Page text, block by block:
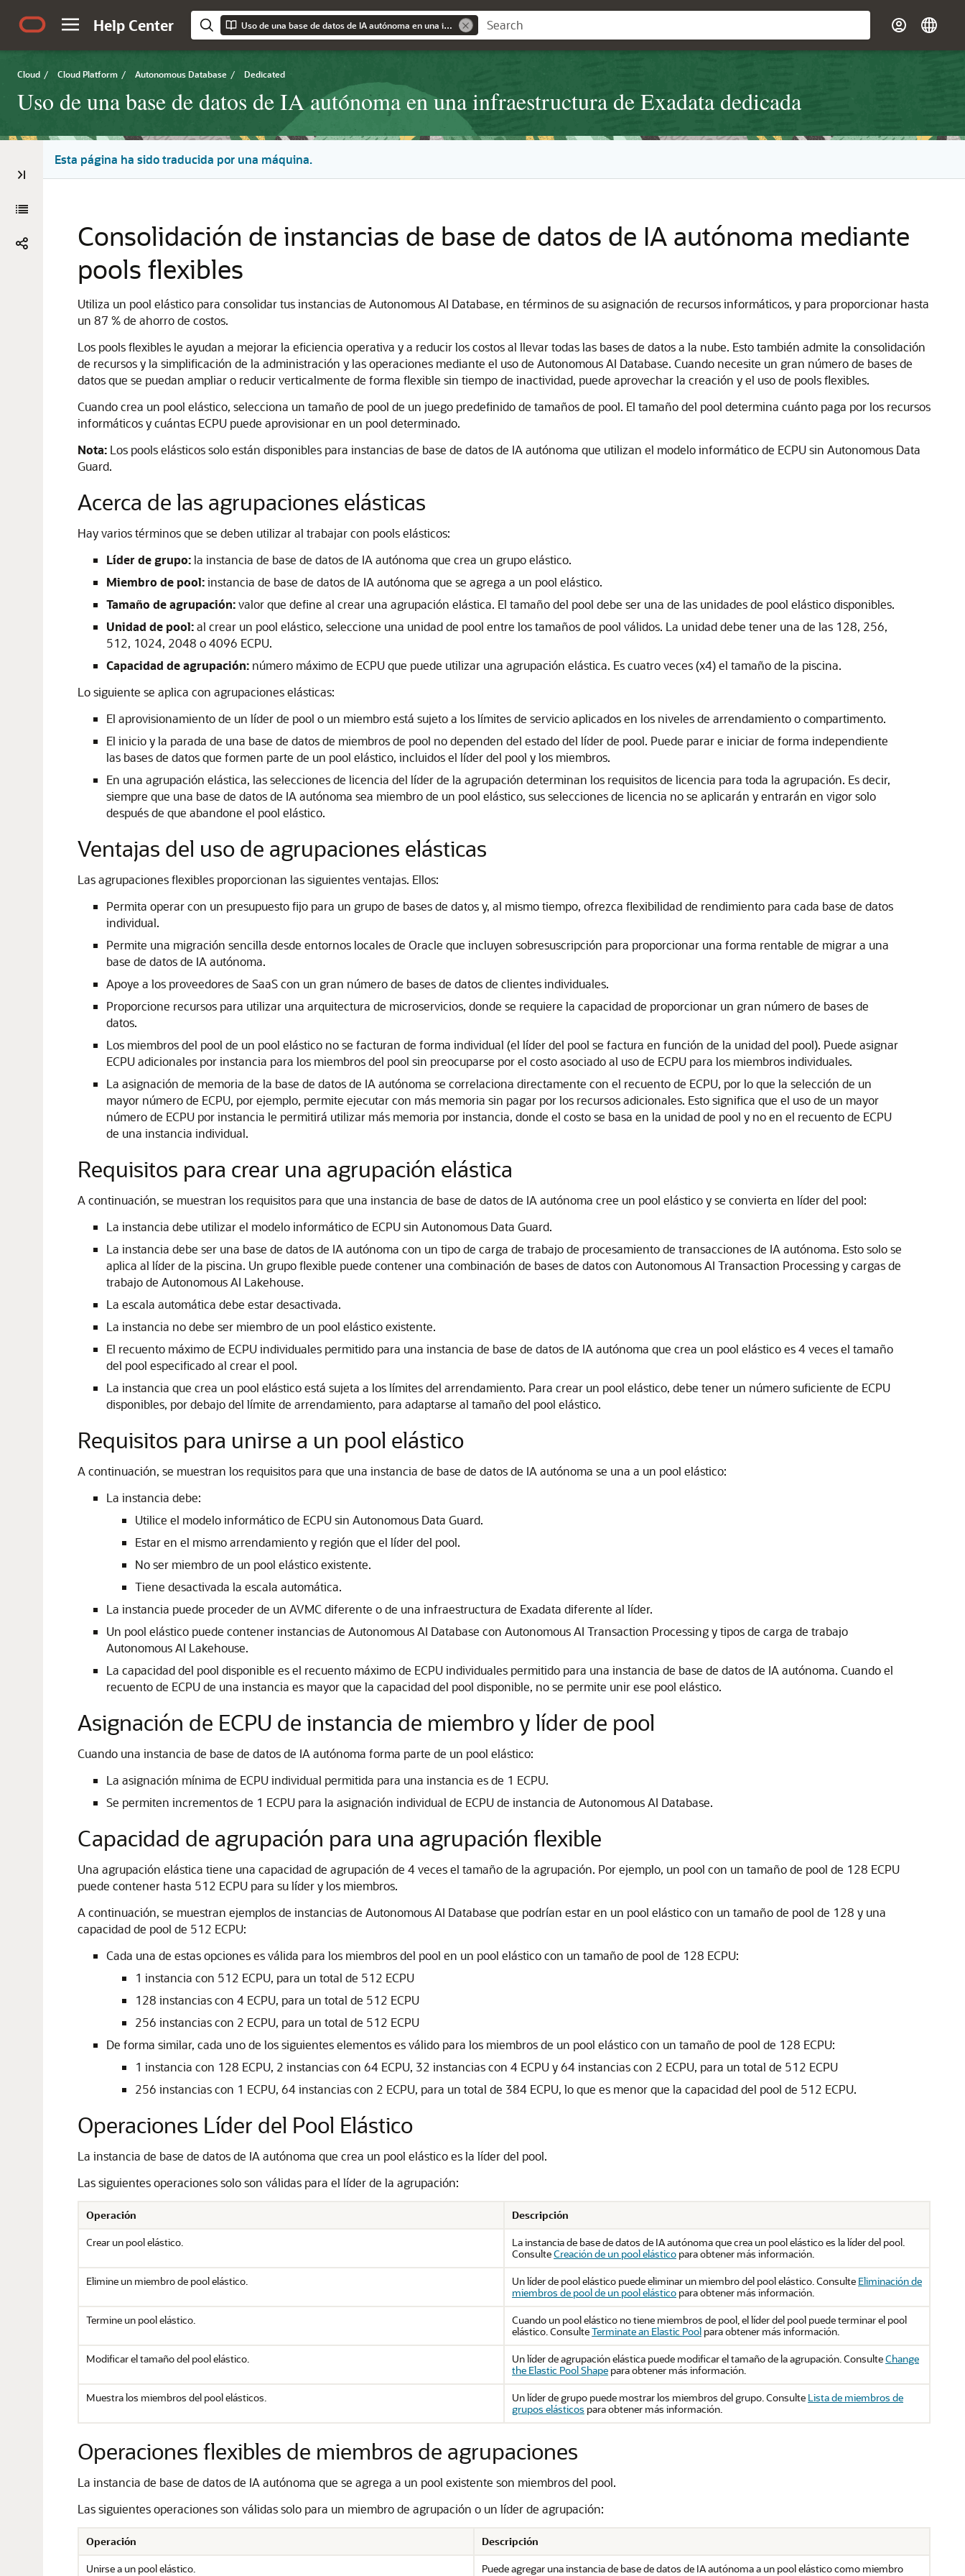
Help Center Uso de una base de datos de IA autónoma en una infraestructura de Exadata dedicada
Cloud / Cloud Platform / Autonomous Database / Dedicated
Uso de una base de datos de IA autónoma en una infraestructura de Exadata dedicada
Esta página ha sido traducida por una máquina.
Consolidación de instancias de base de datos de IA autónoma mediante
pools flexibles
Utiliza un pool elástico para consolidar tus instancias de Autonomous AI Database, en términos de su asignación de recursos informáticos, y para proporcionar hasta
un 87 % de ahorro de costos.
Los pools flexibles le ayudan a mejorar la eficiencia operativa y a reducir los costos al llevar todas las bases de datos a la nube. Esto también admite la consolidación
de recursos y la simplificación de la administración y las operaciones mediante el uso de Autonomous AI Database. Cuando necesite un gran número de bases de
datos que se puedan ampliar o reducir verticalmente de forma flexible sin tiempo de inactividad, puede aprovechar la creación y el uso de pools flexibles.
Cuando crea un pool elástico, selecciona un tamaño de pool de un juego predefinido de tamaños de pool. El tamaño del pool determina cuánto paga por los recursos
informáticos y cuántas ECPU puede aprovisionar en un pool determinado.
Nota: Los pools elásticos solo están disponibles para instancias de base de datos de IA autónoma que utilizan el modelo informático de ECPU sin Autonomous Data
Guard.
Acerca de las agrupaciones elásticas
Hay varios términos que se deben utilizar al trabajar con pools elásticos:
Líder de grupo:la instancia de base de datos de IA autónoma que crea un grupo elástico.
Miembro de pool:instancia de base de datos de IA autónoma que se agrega a un pool elástico.
Tamaño de agrupación:valor que define al crear una agrupación elástica. El tamaño del pool debe ser una de las unidades de pool elástico disponibles.
Unidad de pool:al crear un pool elástico, seleccione una unidad de pool entre los tamaños de pool válidos. La unidad debe tener una de las 128, 256,
512, 1024, 2048 o 4096 ECPU.
Capacidad de agrupación: número máximo de ECPU que puede utilizar una agrupación elástica. Es cuatro veces (x4) el tamaño de la piscina.
Lo siguiente se aplica con agrupaciones elásticas:
El aprovisionamiento de un líder de pool o un miembro está sujeto a los límites de servicio aplicados en los niveles de arrendamiento o compartimento.
El inicio y la parada de una base de datos de miembros de pool no dependen del estado del líder de pool. Puede parar e iniciar de forma independiente
las bases de datos que formen parte de un pool elástico, incluidos el líder del pool y los miembros.
En una agrupación elástica, las selecciones de licencia del líder de la agrupación determinan los requisitos de licencia para toda la agrupación. Es decir,
siempre que una base de datos de IA autónoma sea miembro de un pool elástico, sus selecciones de licencia no se aplicarán y entrarán en vigor solo
después de que abandone el pool elástico.
Ventajas del uso de agrupaciones elásticas
Las agrupaciones flexibles proporcionan las siguientes ventajas. Ellos:
Permita operar con un presupuesto fijo para un grupo de bases de datos y, al mismo tiempo, ofrezca flexibilidad de rendimiento para cada base de datos
individual.
Permite una migración sencilla desde entornos locales de Oracle que incluyen sobresuscripción para proporcionar una forma rentable de migrar a una
base de datos de IA autónoma.
Apoye a los proveedores de SaaS con un gran número de bases de datos de clientes individuales.
Proporcione recursos para utilizar una arquitectura de microservicios, donde se requiere la capacidad de proporcionar un gran número de bases de
datos.
Los miembros del pool de un pool elástico no se facturan de forma individual (el líder del pool se factura en función de la unidad del pool). Puede asignar
ECPU adicionales por instancia para los miembros del pool sin preocuparse por el costo asociado al uso de ECPU para los miembros individuales.
La asignación de memoria de la base de datos de IA autónoma se correlaciona directamente con el recuento de ECPU, por lo que la selección de un
mayor número de ECPU, por ejemplo, permite ejecutar con más memoria sin pagar por los recursos adicionales. Esto significa que el uso de un mayor
número de ECPU por instancia le permitirá utilizar más memoria por instancia, donde el costo se basa en la unidad de pool y no en el recuento de ECPU
de una instancia individual.
Requisitos para crear una agrupación elástica
A continuación, se muestran los requisitos para que una instancia de base de datos de IA autónoma cree un pool elástico y se convierta en líder del pool:
La instancia debe utilizar el modelo informático de ECPU sin Autonomous Data Guard.
La instancia debe ser una base de datos de IA autónoma con un tipo de carga de trabajo de procesamiento de transacciones de IA autónoma. Esto solo se
aplica al líder de la piscina. Un grupo flexible puede contener una combinación de bases de datos con Autonomous AI Transaction Processing y cargas de
trabajo de Autonomous AI Lakehouse.
La escala automática debe estar desactivada.
La instancia no debe ser miembro de un pool elástico existente.
El recuento máximo de ECPU individuales permitido para una instancia de base de datos de IA autónoma que crea un pool elástico es 4 veces el tamaño
del pool especificado al crear el pool.
La instancia que crea un pool elástico está sujeta a los límites del arrendamiento. Para crear un pool elástico, debe tener un número suficiente de ECPU
disponibles, por debajo del límite de arrendamiento, para adaptarse al tamaño del pool elástico.
Requisitos para unirse a un pool elástico
A continuación, se muestran los requisitos para que una instancia de base de datos de IA autónoma se una a un pool elástico:
La instancia debe:
Utilice el modelo informático de ECPU sin Autonomous Data Guard.
Estar en el mismo arrendamiento y región que el líder del pool.
No ser miembro de un pool elástico existente.
Tiene desactivada la escala automática.
La instancia puede proceder de un AVMC diferente o de una infraestructura de Exadata diferente al líder.
Un pool elástico puede contener instancias de Autonomous AI Database con Autonomous AI Transaction Processing y tipos de carga de trabajo
Autonomous AI Lakehouse.
La capacidad del pool disponible es el recuento máximo de ECPU individuales permitido para una instancia de base de datos de IA autónoma. Cuando el
recuento de ECPU de una instancia es mayor que la capacidad del pool disponible, no se permite unir ese pool elástico.
Asignación de ECPU de instancia de miembro y líder de pool
Cuando una instancia de base de datos de IA autónoma forma parte de un pool elástico:
La asignación mínima de ECPU individual permitida para una instancia es de 1 ECPU.
Se permiten incrementos de 1 ECPU para la asignación individual de ECPU de instancia de Autonomous AI Database.
Capacidad de agrupación para una agrupación flexible
Una agrupación elástica tiene una capacidad de agrupación de 4 veces el tamaño de la agrupación. Por ejemplo, un pool con un tamaño de pool de 128 ECPU
puede contener hasta 512 ECPU para su líder y los miembros.
A continuación, se muestran ejemplos de instancias de Autonomous AI Database que podrían estar en un pool elástico con un tamaño de pool de 128 y una
capacidad de pool de 512 ECPU:
Cada una de estas opciones es válida para los miembros del pool en un pool elástico con un tamaño de pool de 128 ECPU:
1 instancia con 512 ECPU, para un total de 512 ECPU
128 instancias con 4 ECPU, para un total de 512 ECPU
256 instancias con 2 ECPU, para un total de 512 ECPU
De forma similar, cada uno de los siguientes elementos es válido para los miembros de un pool elástico con un tamaño de pool de 128 ECPU:
1 instancia con 128 ECPU, 2 instancias con 64 ECPU, 32 instancias con 4 ECPU y 64 instancias con 2 ECPU, para un total de 512 ECPU
256 instancias con 1 ECPU, 64 instancias con 2 ECPU, para un total de 384 ECPU, lo que es menor que la capacidad del pool de 512 ECPU.
Operaciones Líder del Pool Elástico
La instancia de base de datos de IA autónoma que crea un pool elástico es la líder del pool.
Las siguientes operaciones solo son válidas para el líder de la agrupación:
Operación
Descripción
Crear un pool elástico.
La instancia de base de datos de IA autónoma que crea un pool elástico es la líder del pool.
ConsulteCreación de un pool elástico para obtener más información.
Elimine un miembro de pool elástico.
Un líder de pool elástico puede eliminar un miembro del pool elástico. Consulte Eliminación de
miembros de pool de un pool elástico para obtener más información.
Termine un pool elástico.
Cuando un pool elástico no tiene miembros de pool, el líder del pool puede terminar el pool
elástico. ConsulteTerminate an Elastic Pool para obtener más información.
Modificar el tamaño del pool elástico.
Un líder de agrupación elástica puede modificar el tamaño de la agrupación. ConsulteChange
the Elastic Pool Shape para obtener más información.
Muestra los miembros del pool elásticos.
Un líder de grupo puede mostrar los miembros del grupo. Consulte Lista de miembros de
grupos elásticos para obtener más información.
Operaciones flexibles de miembros de agrupaciones
La instancia de base de datos de IA autónoma que se agrega a un pool existente son miembros del pool.
Las siguientes operaciones son válidas solo para un miembro de agrupación o un líder de agrupación:
Operación
Descripción
Unirse a un pool elástico.
Puede agregar una instancia de base de datos de IA autónoma a un pool elástico como miembro